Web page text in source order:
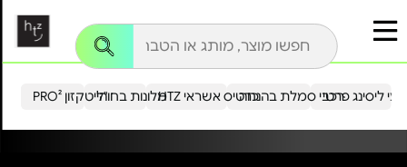
הייטקזון PRO²מלונות בחו"ל כרטיס אשראי HTZ ליסינג פרטירכבי סמלת בהנחה